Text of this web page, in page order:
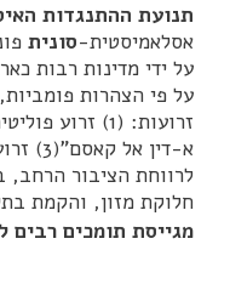
תנועת ההתנגדות
אסלאמיסטית-סונית
על ידי מדינות רבות
על פי הצהרות
א-דין
לרווחת הציבור
חלוקת מזון, והקמת
מגייסת תומכים רבים